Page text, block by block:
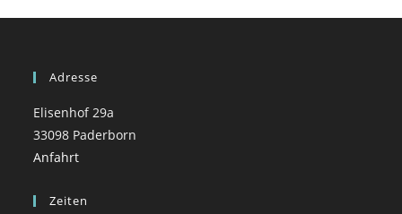
Adresse
Elisenhof 29a
33098 Paderborn
Anfahrt
Zeiten